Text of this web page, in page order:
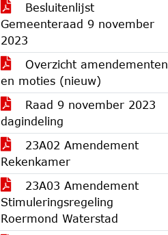
Besluitenlijst
Gemeenteraad 9 november
2023
Overzicht amendementen
en moties (nieuw)
Raad 9 november 2023
dagindeling
23A02 Amendement
Rekenkamer
23A03 Amendement
Stimuleringsregeling
Roermond Waterstad